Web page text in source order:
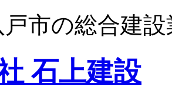
市の総合建
石上建設